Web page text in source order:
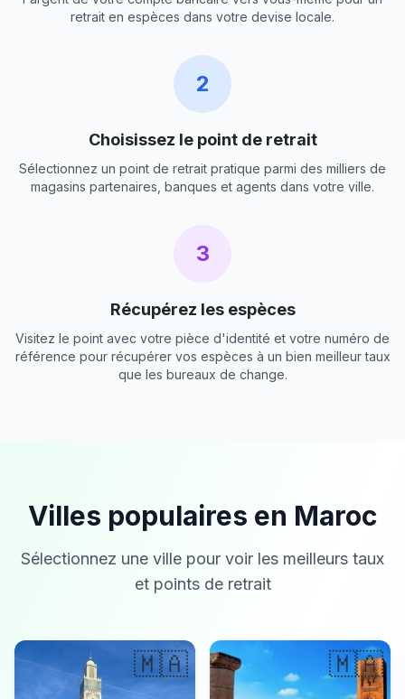
retrait en espèces dans votre devise locale.
2
Choisissez le point de retrait
Sélectionnez un point de retrait pratique parmi des milliers de
magasins partenaires, banques et agents dans votre ville.
3
Récupérez les espèces
Visitez le point avec votre pièce d'identité et votre numéro de
référence pour récupérer vos espèces à un bien meilleur taux
que les bureaux de change.
Villes populaires en Maroc
Sélectionnez une ville pour voir les meilleurs taux
et points de retrait
🇲🇦 🇲🇦